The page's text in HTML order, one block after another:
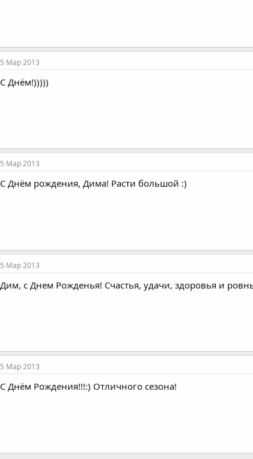
5 Мар 2013
С Днём!)))))
5 Мар 2013
С Днём рождения, Дима! Расти большой :)
5 Мар 2013
Дим, с Днем Рожденья! Счастья, удачи, здоровья и
5 Мар 2013
С Днём Рождения!!!:) Отличного сезона!